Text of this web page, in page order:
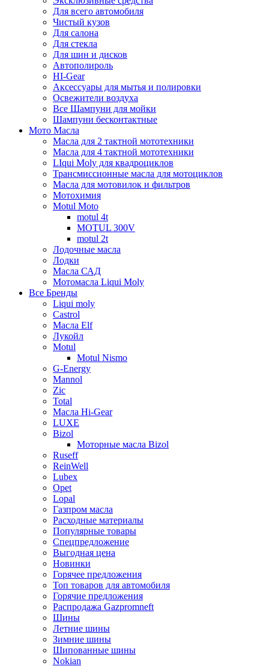
Для всего автомобиля
Чистый кузов
Для салона
Для стекла
Для шин и дисков
Автополироль
HI-Gear
Аксессуары для мытья и полировки
Освежители воздуха
Все Шампуни для мойки
Шампуни бесконтактные
Мото Масла
Масла для 2 тактной мототехники
Масла для 4 тактной мототехники
LIqui Moly для квадроциклов
Трансмиссионные масла для мотоциклов
Масла для мотовилок и фильтров
Мотохимия
Motul Moto
motul 4t
MOTUL 300V
motul 2t
Лодочные масла
Лодки
Масла САД
Мотомасла Liqui Moly
Все Бренды
Liqui moly
Castrol
Масла Elf
Лукойл
Motul
Motul Nismo
G-Energy
Mannol
Zic
Total
Масла Hi-Gear
LUXE
Bizol
Моторные масла Bizol
Ruseff
ReinWell
Lubex
Opet
Lopal
Газпром масла
Расходные материалы
Популярные товары
Спецпредложение
Выгодная цена
Новинки
Горячее предложения
Топ товаров для автомобиля
Горячие предложения
Распродажа Gazpromneft
Шины
Летние шины
Зимние шины
Шипованные шины
Nokian